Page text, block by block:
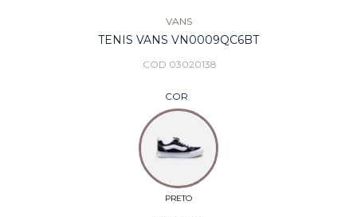
VANS
TENIS VANS VN0009QC6BT
COD 03020138
COR